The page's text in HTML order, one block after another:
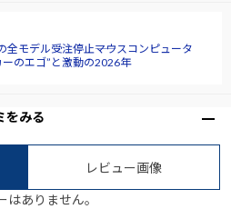
モデル受注停止――マウスコンピュータ
のエゴ”と激動の2026年
をみる
レビュー画像
はありません。